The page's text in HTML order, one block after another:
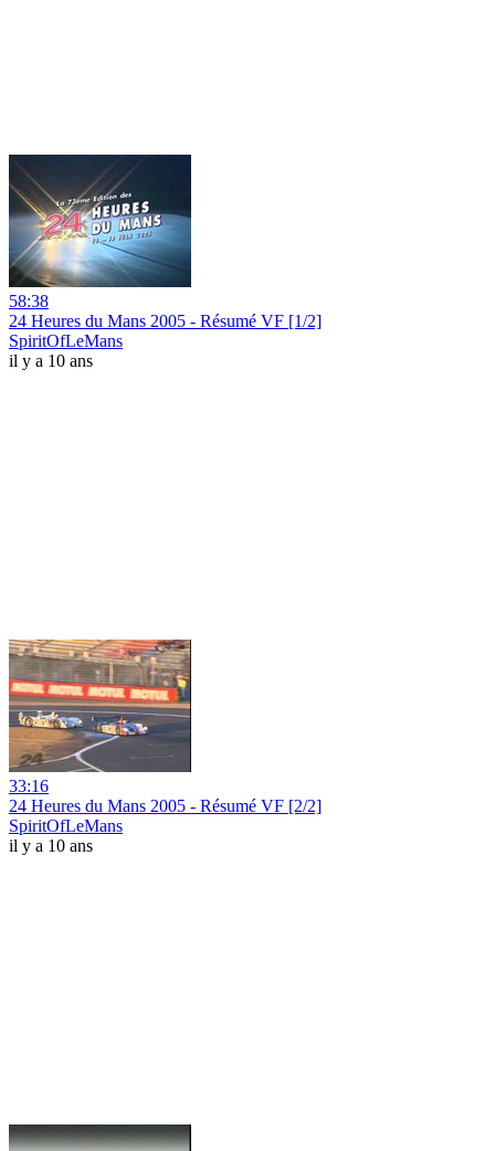
58:38
24 Heures du Mans 2005 - Résumé VF [1/2]
SpiritOfLeMans
il y a 10 ans
33:16
24 Heures du Mans 2005 - Résumé VF [2/2]
SpiritOfLeMans
il y a 10 ans